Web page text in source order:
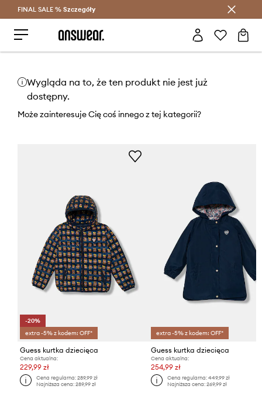
Oszczędzaj z Answear Club >
FINAL SALE % Szczegóły
Wygląda na to, że ten produkt nie jest już
dostępny.
Może zainteresuje Cię coś innego z tej kategorii?
-20%
extra -5% z kodem: OFF*
Guess kurtka dziecięca
Cena aktualna:
229,99 zł
Cena regularna:289,99 zł
Najniższa cena:289,99 zł
extra -5% z kodem: OFF*
Guess kurtka dziecięca
Cena aktualna:
254,99 zł
Cena regularna: 449,99 zł
Najniższa cena: 269,99 zł